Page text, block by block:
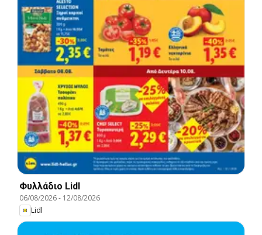
Φυλλάδιο Lidl
06/08/2026- 12/08/2026
Lidl